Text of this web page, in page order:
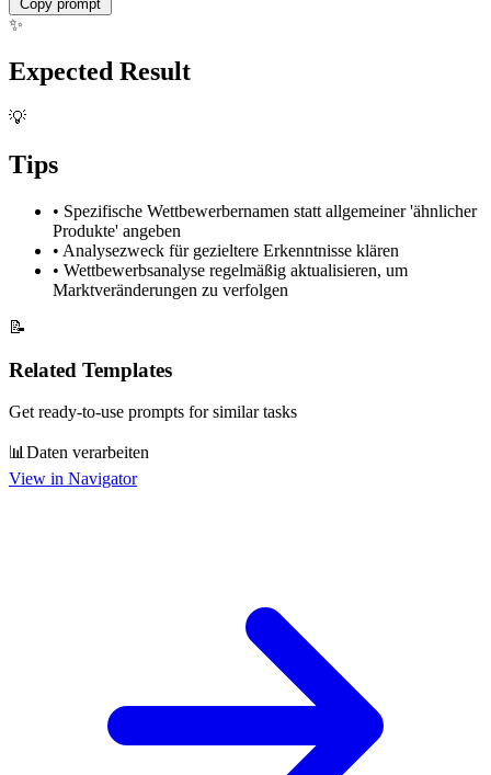
Copy prompt
✨
Expected Result
💡
Tips
• Spezifische Wettbewerbernamen statt allgemeiner 'ähnlicher
Produkte' angeben
• Analysezweck für gezieltere Erkenntnisse klären
• Wettbewerbsanalyse regelmäßig aktualisieren, um
Marktveränderungen zu verfolgen
📝
Related Templates
Get ready-to-use prompts for similar tasks
📊 Daten verarbeiten
View in Navigator